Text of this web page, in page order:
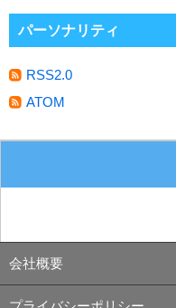
パーソナリティ
RSS2.0
ATOM
会社概要